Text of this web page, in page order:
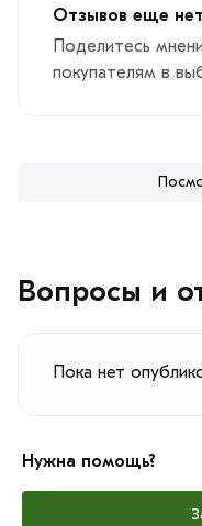
Отзывов еще
Поделитесь
покупателям в
Вопросы и
Пока нет
Нужна помощь?